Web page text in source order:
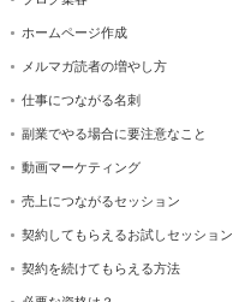
ホームページ作成
メルマガ読者の増やし方
仕事につながる名刺
副業でやる場合に要注意なこと
動画マーケティング
売上につながるセッション
契約してもらえるお試しセッション
契約を続けてもらえる方法